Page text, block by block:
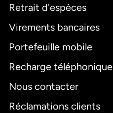
Retrait d'espèces
Virements bancaires
Portefeuille mobile
Recharge téléphonique
Nous contacter
Réclamations clients